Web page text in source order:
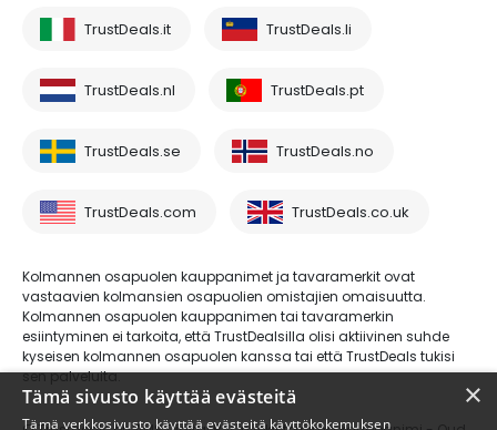
TrustDeals.it TrustDeals.li
TrustDeals.nl TrustDeals.pt
TrustDeals.se TrustDeals.no
TrustDeals.com TrustDeals.co.uk
Kolmannen osapuolen kauppanimet ja tavaramerkit ovat
vastaavien kolmansien osapuolien omistajien omaisuutta.
Kolmannen osapuolen kauppanimen tai tavaramerkin
esiintyminen ei tarkoita, että TrustDealsilla olisi aktiivinen suhde
kyseisen kolmannen osapuolen kanssa tai että TrustDeals tukisi
sen palveluita.
×
Tämä sivusto käyttää evästeitä
Tämä verkkosivusto käyttää evästeitä käyttökokemuksen